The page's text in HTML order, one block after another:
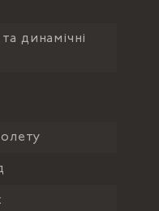
динамічні